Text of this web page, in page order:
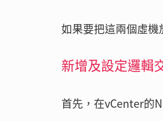
如果要把這兩個虛機
新增及設定邏輯
首先，在vCenter的